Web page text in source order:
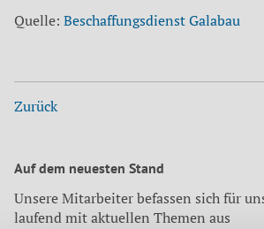
Quelle: Beschaffungsdienst Galabau
Zurück
Auf dem neuesten Stand
Unsere Mitarbeiter befassen sich für
laufend mit aktuellen Themen aus